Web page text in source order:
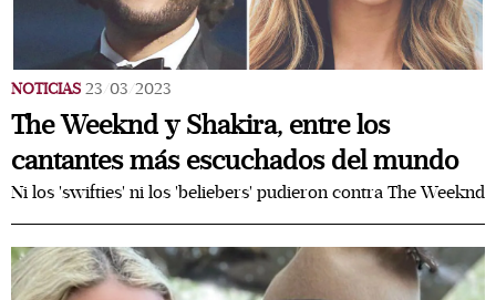
NOTICIAS 23/03/2023
The Weeknd y Shakira, entre los
cantantes más escuchados del mundo
Ni los 'swifties' ni los 'beliebers' pudieron contra The Weeknd